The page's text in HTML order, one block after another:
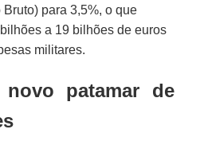
para 3,5%, o que
a 19 bilhões de euros
militares.
novo patamar de